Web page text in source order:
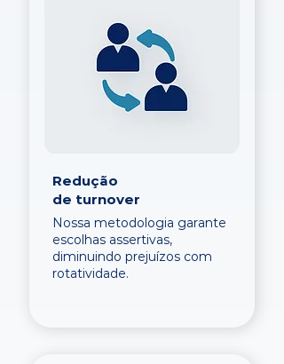
Redução
de turnover
Nossa metodologia garante
escolhas assertivas,
diminuindo prejuízos com
rotatividade.